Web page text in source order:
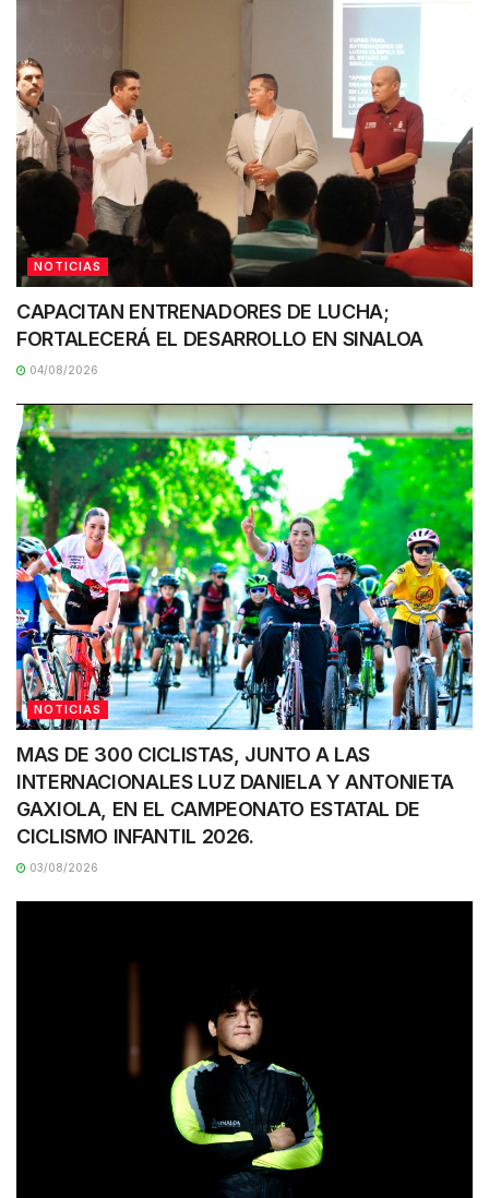
NOTICIAS
CAPACITAN ENTRENADORES DE LUCHA;
FORTALECERÁ EL DESARROLLO EN SINALOA
04/08/2026
NOTICIAS
MAS DE 300 CICLISTAS, JUNTO A LAS
INTERNACIONALES LUZ DANIELA Y ANTONIETA
GAXIOLA, EN EL CAMPEONATO ESTATAL DE
CICLISMO INFANTIL 2026.
03/08/2026